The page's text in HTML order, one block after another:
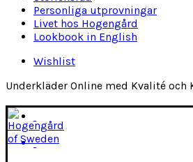
Personliga utprovningar
Livet hos Hogengård
Lookbook in English
Wishlist
Underkläder Online med Kvalité och